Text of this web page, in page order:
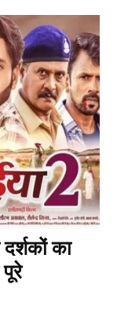
दर्शकों का